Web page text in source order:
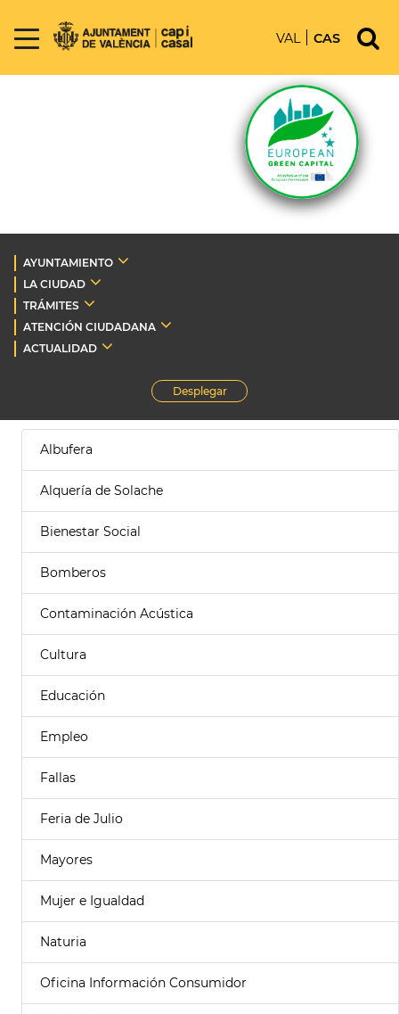
VAL CAS
AYUNTAMIENTO
LA CIUDAD
TRÁMITES
ATENCIÓN CIUDADANA
ACTUALIDAD
Desplegar
Albufera
Alquería de Solache
Bienestar Social
Bomberos
Contaminación Acústica
Cultura
Educación
Empleo
Fallas
Feria de Julio
Mayores
Mujer e Igualdad
Naturia
Oficina Información Consumidor